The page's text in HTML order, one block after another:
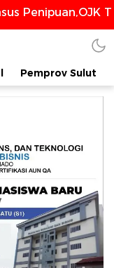
Penipuan,OJK
Pemprov Sulut